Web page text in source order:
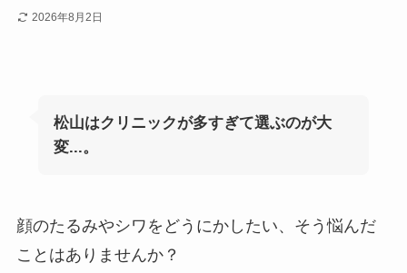
2026年8月2日
松山はクリニックが多すぎて選ぶのが大
変...。
顔のたるみやシワをどうにかしたい、そう悩んだ
ことはありませんか？